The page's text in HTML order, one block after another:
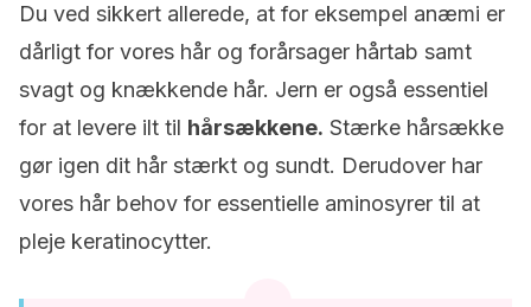
Du ved sikkert allerede, at for eksempel anæmi er
dårligt for vores hår og forårsager hårtab samt
svagt og knækkende hår. Jern er også essentiel
for at levere ilt til hårsækkene. Stærke hårsække
gør igen dit hår stærkt og sundt. Derudover har
vores hår behov for essentielle aminosyrer til at
pleje keratinocytter.